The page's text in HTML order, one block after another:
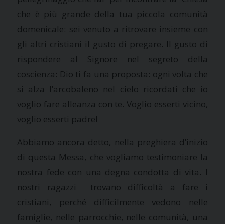
che è più grande della tua piccola comunità
domenicale: sei venuto a ritrovare insieme con
gli altri cristiani il gusto di pregare. Il gusto di
rispondere al Signore nel segreto della
coscienza: Dio ti fa una proposta: ogni volta che
si alza l’arcobaleno nel cielo ricordati che io
voglio fare alleanza con te. Voglio esserti vicino,
voglio esserti padre!
Abbiamo ancora detto, nella preghiera d’inizio
di questa Messa, che vogliamo testimoniare la
nostra fede con una degna condotta di vita. I
nostri ragazzi trovano difficoltà a fare i
cristiani, perché difficilmente vedono nelle
famiglie, nelle parrocchie, nelle comunità, una